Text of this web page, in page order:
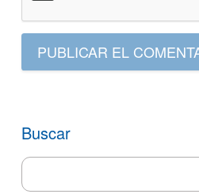
PUBLICAR EL
Buscar
Search
for: